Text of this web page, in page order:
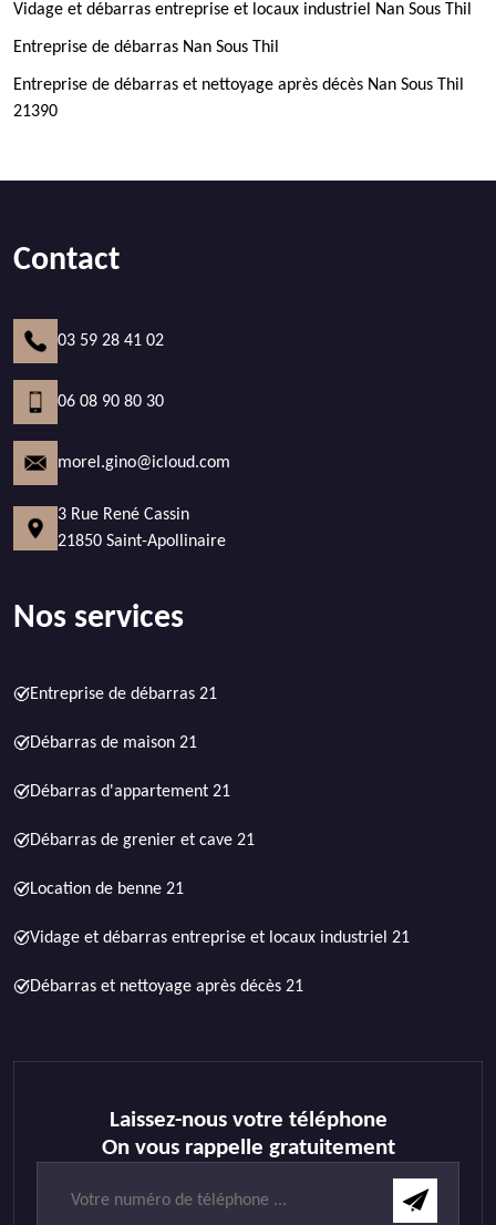
Vidage et débarras entreprise et locaux industriel Nan Sous Thil
Entreprise de débarras Nan Sous Thil
Entreprise de débarras et nettoyage après décès Nan Sous Thil
21390
Contact
03 59 28 41 02
06 08 90 80 30
morel.gino@icloud.com
3 Rue René Cassin
21850 Saint-Apollinaire
Nos services
Entreprise de débarras 21
Débarras de maison 21
Débarras d'appartement 21
Débarras de grenier et cave 21
Location de benne 21
Vidage et débarras entreprise et locaux industriel 21
Débarras et nettoyage après décès 21
Laissez-nous votre téléphone
On vous rappelle gratuitement